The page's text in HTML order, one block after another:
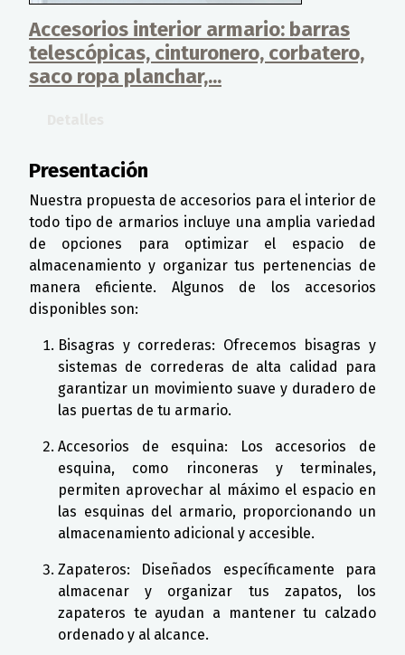
Accesorios interior armario: barras
telescópicas, cinturonero, corbatero,
saco ropa planchar,...
Presentación
Nuestra propuesta de accesorios para el interior de
todo tipo de armarios incluye una amplia variedad
de opciones para optimizar el espacio de
almacenamiento y organizar tus pertenencias de
manera eficiente. Algunos de los accesorios
disponibles son:
Bisagras y correderas: Ofrecemos bisagras y
sistemas de correderas de alta calidad para
garantizar un movimiento suave y duradero de
las puertas de tu armario.
Accesorios de esquina: Los accesorios de
esquina, como rinconeras y terminales,
permiten aprovechar al máximo el espacio en
las esquinas del armario, proporcionando un
almacenamiento adicional y accesible.
Zapateros: Diseñados específicamente para
almacenar y organizar tus zapatos, los
zapateros te ayudan a mantener tu calzado
ordenado y al alcance.